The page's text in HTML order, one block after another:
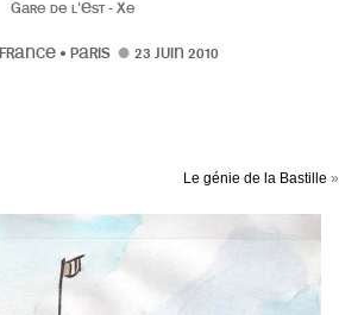
Gare de l'Est - Xe
FRANCE • PARIS 23 JUIN 2010
Le génie de la Bastille »